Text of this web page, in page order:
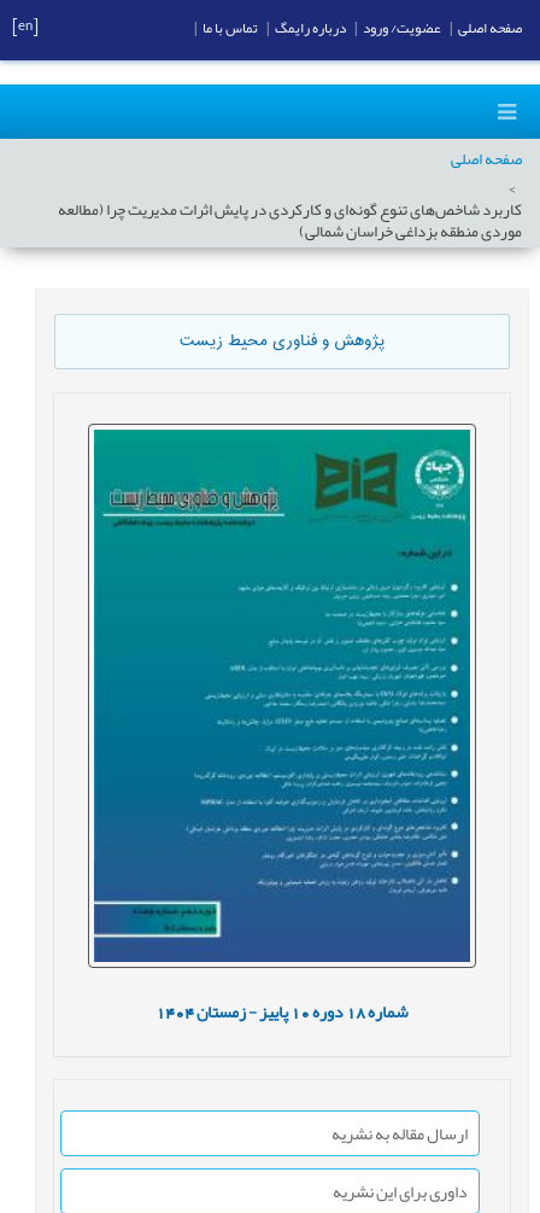
صفحه اصلی
کاربرد شاخص‌های تنوع گونه‌ای و کارکردی در پایش اثرات مدیریت چرا (مطالعه
موردی منطقه بزداغی خراسان شمالی)
پژوهش و فناوری محیط زیست
شماره18 دوره10 پاییز - زمستان1404
ارسال مقاله به نشریه
داوری برای این نشریه
صفحه اصلی عضویت/ ورود درباره رایمگ تماس با ما